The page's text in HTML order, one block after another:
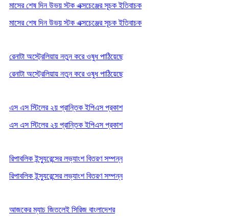
মাসের শেষ দিন উভয় স্টক এক্সচেঞ্জের সূচক ইতিবাচক
মাসের শেষ দিন উভয় স্টক এক্সচেঞ্জের সূচক ইতিবাচক
রেনাটা অস্ট্রেলিয়ায় নতুন করে ওষুধ পাঠিয়েছে
রেনাটা অস্ট্রেলিয়ায় নতুন করে ওষুধ পাঠিয়েছে
এস এস স্টিলের ২য় প্রান্তিক ইপিএস প্রকাশ
এস এস স্টিলের ২য় প্রান্তিক ইপিএস প্রকাশ
রিপাবলিক ইন্স্যুরেন্সের লভ্যাংশ বিতরণ সম্পন্ন
রিপাবলিক ইন্স্যুরেন্সের লভ্যাংশ বিতরণ সম্পন্ন
আজকের ম্যাচ জিতলেই সিরিজ বাংলাদেশর